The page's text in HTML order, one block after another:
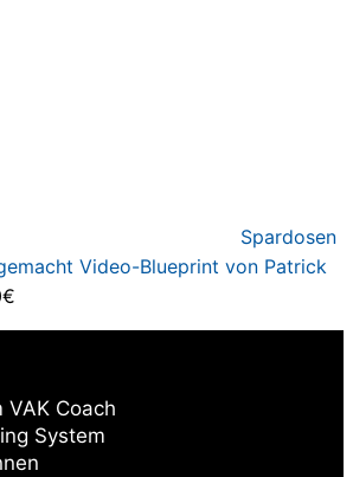
Spardosen
Video-Blueprint von Patrick
€
Coach
System